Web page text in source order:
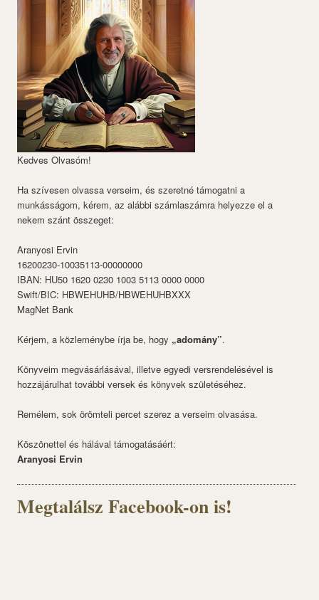
Kedves Olvasóm!
Ha szívesen olvassa verseim, és szeretné támogatni a
munkásságom, kérem, az alábbi számlaszámra helyezze el a
nekem szánt összeget:
Aranyosi Ervin
16200230-10035113-00000000
IBAN: HU50 1620 0230 1003 5113 0000 0000
Swift/BIC: HBWEHUHB/HBWEHUHBXXX
MagNet Bank
Kérjem, a közleménybe írja be, hogy „adomány”.
Könyveim megvásárlásával, illetve egyedi versrendelésével is
hozzájárulhat további versek és könyvek születéséhez.
Remélem, sok örömteli percet szerez a verseim olvasása.
Köszönettel és hálával támogatásáért:
Aranyosi Ervin
Megtalálsz Facebook-on is!